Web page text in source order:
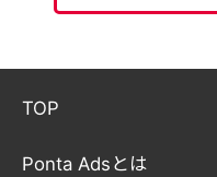
TOP
Ponta Adsとは